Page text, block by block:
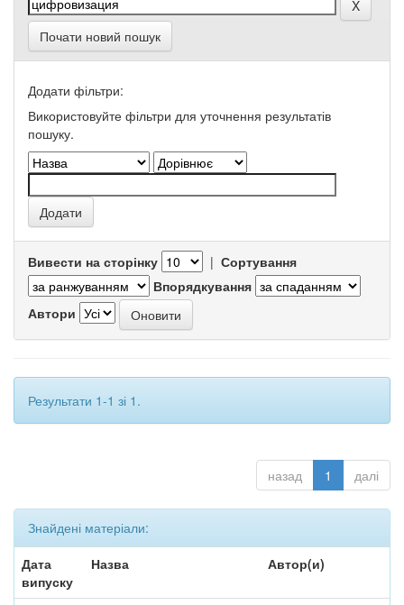
Почати новий пошук
Додати фільтри:
Використовуйте фільтри для уточнення результатів
пошуку.
Вивести на сторінку | Сортування
Впорядкування
Автори
Результати 1-1 зі 1.
назад 1 далі
Знайдені матеріали:
Дата
випуску
Назва Автор(и)